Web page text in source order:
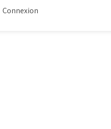
Connexion